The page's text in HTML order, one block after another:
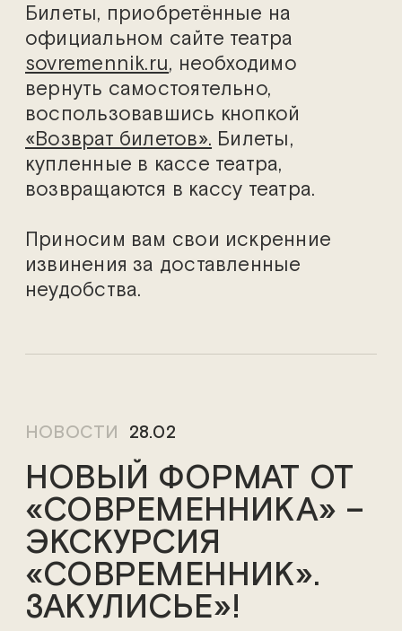
Билеты, приобретённые на
официальном сайте театра
sovremennik.ru, необходимо
вернуть самостоятельно,
воспользовавшись кнопкой
«Возврат билетов». Билеты,
купленные в кассе театра,
возвращаются в кассу театра.
Приносим вам свои искренние
извинения за доставленные
неудобства.
НОВОСТИ 28.02
НОВЫЙ ФОРМАТ ОТ
«СОВРЕМЕННИКА» –
ЭКСКУРСИЯ
«СОВРЕМЕННИК».
ЗАКУЛИСЬЕ»!